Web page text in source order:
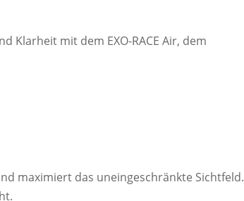
Klarheit mit dem EXO-RACE Air, dem
maximiert das uneingeschränkte Sichtfeld.